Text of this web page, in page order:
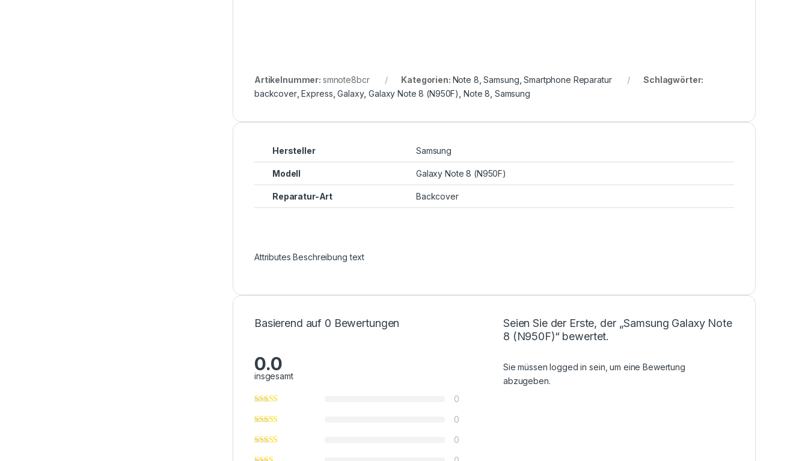
Artikelnummer: smnote8bcr Kategorien: Note 8 ,Samsung ,Smartphone Reparatur
Schlagwörter:
backcover,Express ,Galaxy,Galaxy Note 8 (N950F) Note 8 Samsung
Hersteller Samsung
Modell Galaxy Note 8 (N950F)
Reparatur-Art Backcover
Attributes Beschreibung text
Basierend auf 0 Bewertungen
0.0
insgesamt
0
0
0
Seien Sie der Erste, der „Samsung Galaxy Note
8 (N950F)“ bewertet.
Sie müssenlogged in sein, um eine Bewertung
abzugeben.